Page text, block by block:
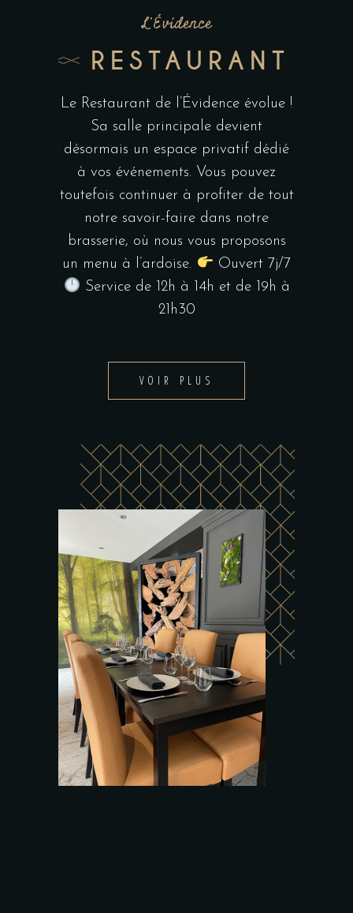
L'Évidence
RESTAURANT
Le Restaurant de l’Évidence évolue !
Sa salle principale devient
désormais un espace privatif dédié
à vos événements. Vous pouvez
toutefois continuer à profiter de tout
notre savoir-faire dans notre
brasserie, où nous vous proposons
un menu à l’ardoise.
Ouvert 7j/7
Service de 12h à 14h et de 19h à
21h30
VOIR PLUS